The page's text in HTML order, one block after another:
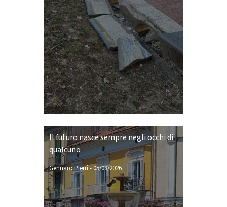
Il futuro nasce sempre negli occhi di
qualcuno
Gennaro Pierri -05/08/2026